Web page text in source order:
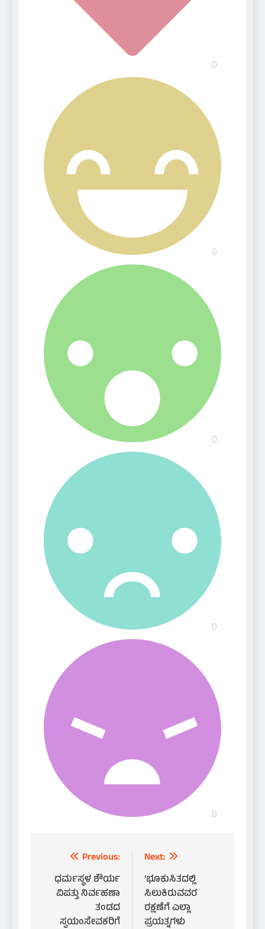
navigation
Previous:
ಧರ್ಮಸ್ಥಳ ಶೌರ್ಯ
ವಿಪತ್ತು ನಿರ್ವಹಣಾ
ತಂಡದ
ಸ್ವಯಂಸೇವಕರಿಗೆ
Next:
‘ಭೂಕುಸಿತದಲ್ಲಿ
ಸಿಲುಕಿರುವವರ
ರಕ್ಷಣೆಗೆ ಎಲ್ಲಾ
ಪ್ರಯತ್ನಗಳು